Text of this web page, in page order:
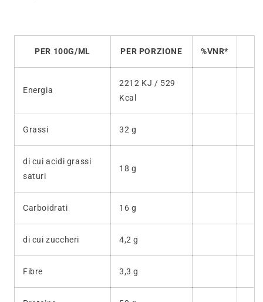
PER 100G/ML PER PORZIONE %VNR*
Energia
2212 KJ / 529
Kcal
Grassi 32 g
di cui acidi grassi
saturi
18 g
Carboidrati 16 g
di cui zuccheri 4,2 g
Fibre 3,3 g